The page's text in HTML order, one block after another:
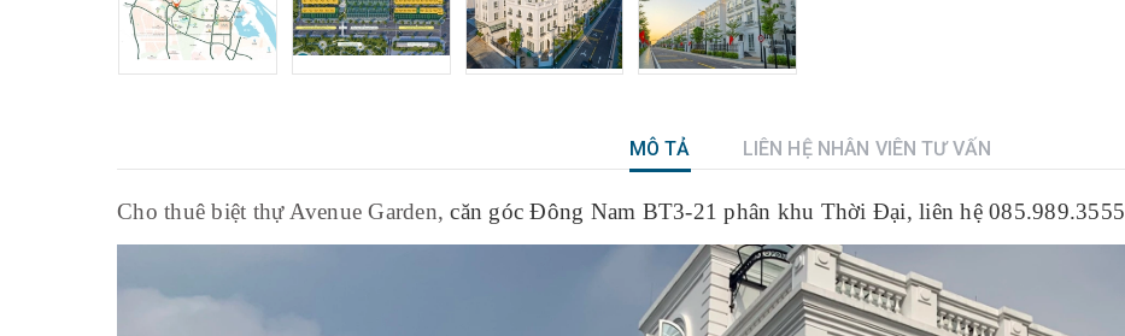
MÔ TẢ LIÊN HỆ NHÂN VIÊN TƯ VẤN
Cho thuê biệt thự Avenue Garden, căn góc Đông Nam BT3-21 phân khu Thời Đại, liên hệ 085.989.3555